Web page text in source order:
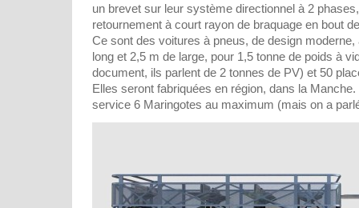
un brevet sur leur système directionnel à 2
retournement à court rayon de braquage en bout
Ce sont des voitures à pneus, de design
long et 2,5 m de large, pour 1,5 tonne de poids à
document, ils parlent de 2 tonnes de PV) et 50
Elles seront fabriquées en région, dans la
service 6 Maringotes au maximum (mais on a